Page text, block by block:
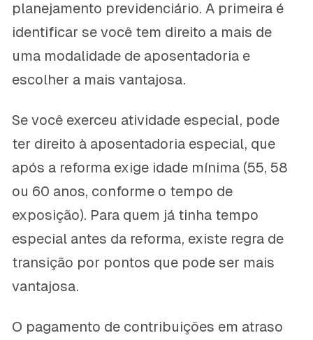
planejamento previdenciário. A primeira é
identificar se você tem direito a mais de
uma modalidade de aposentadoria e
escolher a mais vantajosa.
Se você exerceu atividade especial, pode
ter direito à aposentadoria especial, que
após a reforma exige idade mínima (55, 58
ou 60 anos, conforme o tempo de
exposição). Para quem já tinha tempo
especial antes da reforma, existe regra de
transição por pontos que pode ser mais
vantajosa.
O pagamento de contribuições em atraso